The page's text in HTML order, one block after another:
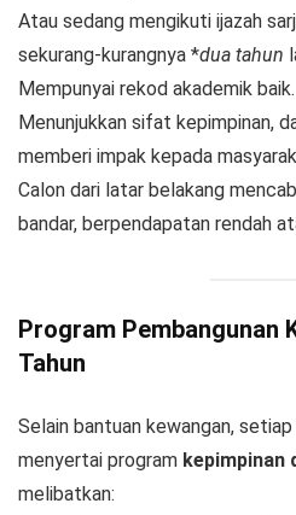
Atau sedang mengikuti ijazah
sekurang-kurangnya *dua tahun
Mempunyai rekod akademik baik.
Menunjukkan sifat kepimpinan,
memberi impak kepada
Calon dari latar belakang
bandar, berpendapatan rendah
Program Pembangunan
Tahun
Selain bantuan kewangan,
menyertai program kepimpinan
melibatkan: